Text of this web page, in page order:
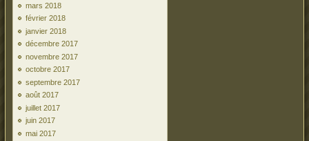
mars 2018
février 2018
janvier 2018
décembre 2017
novembre 2017
octobre 2017
septembre 2017
août 2017
juillet 2017
juin 2017
mai 2017